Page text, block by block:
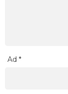
Ad *